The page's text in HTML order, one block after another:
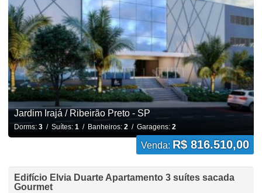
Jardim Irajá / Ribeirão Preto - SP
Dorms: 3/ Suítes: 1/ Banheiros: 2/ Garagens: 2
Venda: R$ 816.510,00
Edifício Elvia Duarte Apartamento 3 suítes sacada
Gourmet